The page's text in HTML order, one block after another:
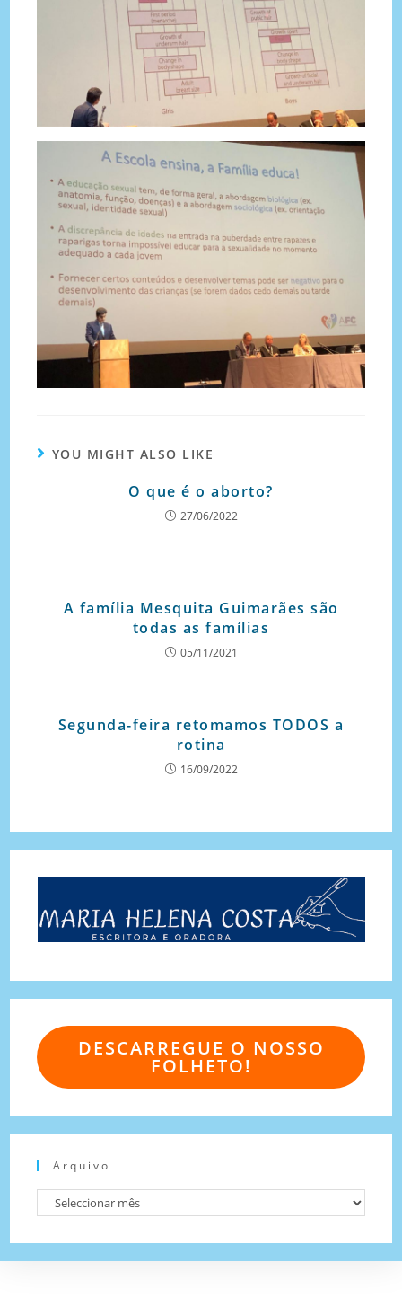
YOU MIGHT ALSO LIKE
O que é o aborto?
27/06/2022
A família Mesquita Guimarães são
todas as famílias
05/11/2021
Segunda-feira retomamos TODOS a
rotina
16/09/2022
DESCARREGUE O NOSSO
FOLHETO!
Arquivo